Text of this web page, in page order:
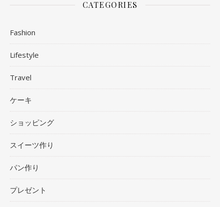
CATEGORIES
Fashion
Lifestyle
Travel
ケーキ
ショッピング
スイーツ作り
パン作り
プレゼント